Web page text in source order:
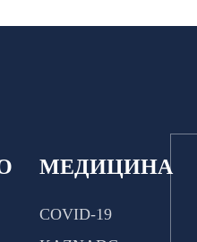
МЕДИЦИНА
COVID-19